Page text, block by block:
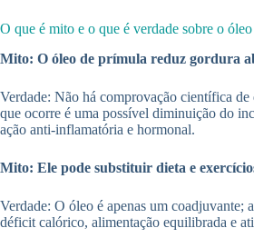
O que é mito e o que é verdade sobre o
Mito: O óleo de prímula reduz gordura
Verdade: Não há comprovação científica
que ocorre é uma possível diminuição do
ação anti-inflamatória e hormonal.
Mito: Ele pode substituir dieta e
Verdade: O óleo é apenas um coadjuvante;
déficit calórico, alimentação equilibrada e